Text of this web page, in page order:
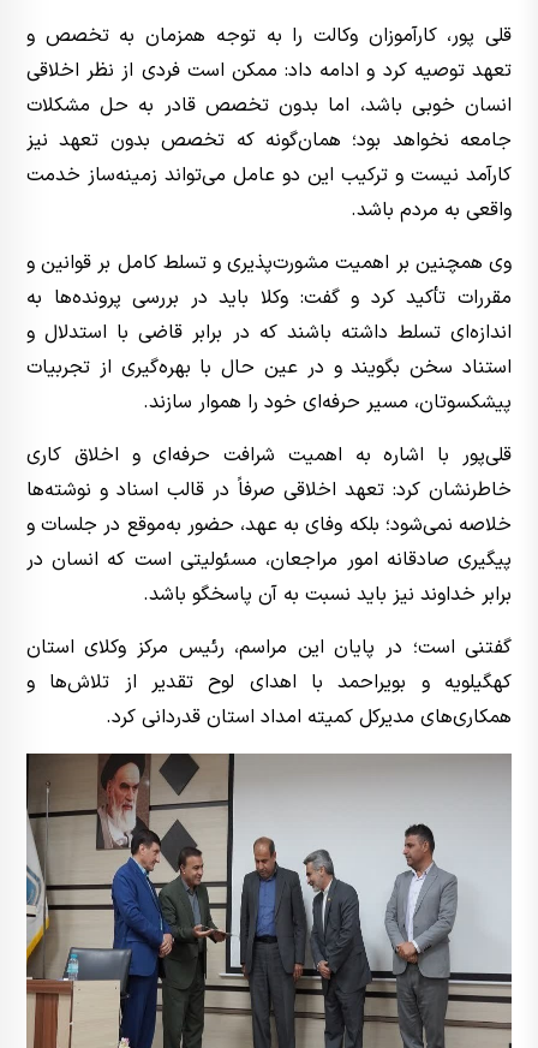
قلی پور، کارآموزان وکالت را به توجه همزمان به تخصص و
تعهد توصیه کرد و ادامه داد: ممکن است فردی از نظر اخلاقی
انسان خوبی باشد، اما بدون تخصص قادر به حل مشکلات
جامعه نخواهد بود؛ همان‌گونه که تخصص بدون تعهد نیز
کارآمد نیست و ترکیب این دو عامل می‌تواند زمینه‌ساز خدمت
واقعی به مردم باشد.
وی همچنین بر اهمیت مشورت‌پذیری و تسلط کامل بر قوانین و
مقررات تأکید کرد و گفت: وکلا باید در بررسی پرونده‌ها به
اندازه‌ای تسلط داشته باشند که در برابر قاضی با استدلال و
استناد سخن بگویند و در عین حال با بهره‌گیری از تجربیات
پیشکسوتان، مسیر حرفه‌ای خود را هموار سازند.
قلی‌پور با اشاره به اهمیت شرافت حرفه‌ای و اخلاق کاری
خاطرنشان کرد: تعهد اخلاقی صرفاً در قالب اسناد و نوشته‌ها
خلاصه نمی‌شود؛ بلکه وفای به عهد، حضور به‌موقع در جلسات و
پیگیری صادقانه امور مراجعان، مسئولیتی است که انسان در
برابر خداوند نیز باید نسبت به آن پاسخگو باشد.
گفتنی است؛ در پایان این مراسم، رئیس مرکز وکلای استان
کهگیلویه و بویراحمد با اهدای لوح تقدیر از تلاش‌ها و
همکاری‌های مدیرکل کمیته امداد استان قدردانی کرد.